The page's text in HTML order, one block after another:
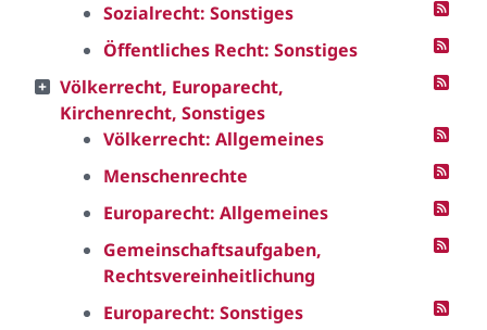
Sozialrecht: Sonstiges
Öffentliches Recht: Sonstiges
Völkerrecht, Europarecht,
Kirchenrecht, Sonstiges
Völkerrecht: Allgemeines
Menschenrechte
Europarecht: Allgemeines
Gemeinschaftsaufgaben,
Rechtsvereinheitlichung
Europarecht: Sonstiges